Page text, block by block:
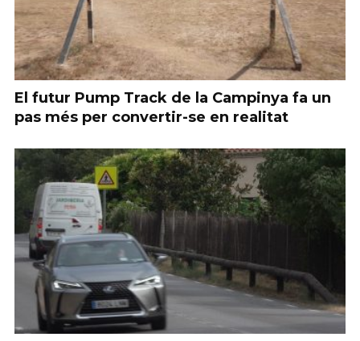
El futur Pump Track de la Campinya fa un
pas més per convertir-se en realitat